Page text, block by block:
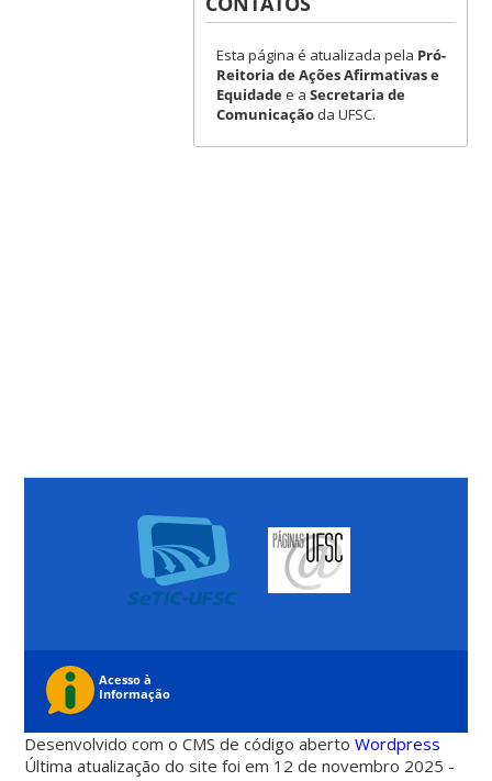
Esta página é atualizada pela Pró-
Reitoria de Ações Afirmativas e
Equidadee a Secretaria de
Comunicaçãoda UFSC.
Desenvolvido com o CMS de código abertoWordpress
Última atualização do site foi em 12 de novembro 2025 -